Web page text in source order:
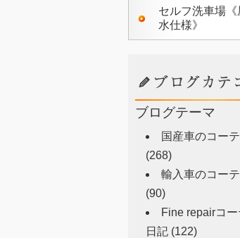
セルフ洗車場
水仕様》
ブログテーマ
国産車のコー
(268)
輸入車のコー
(90)
Fine repairコ
日記 (122)